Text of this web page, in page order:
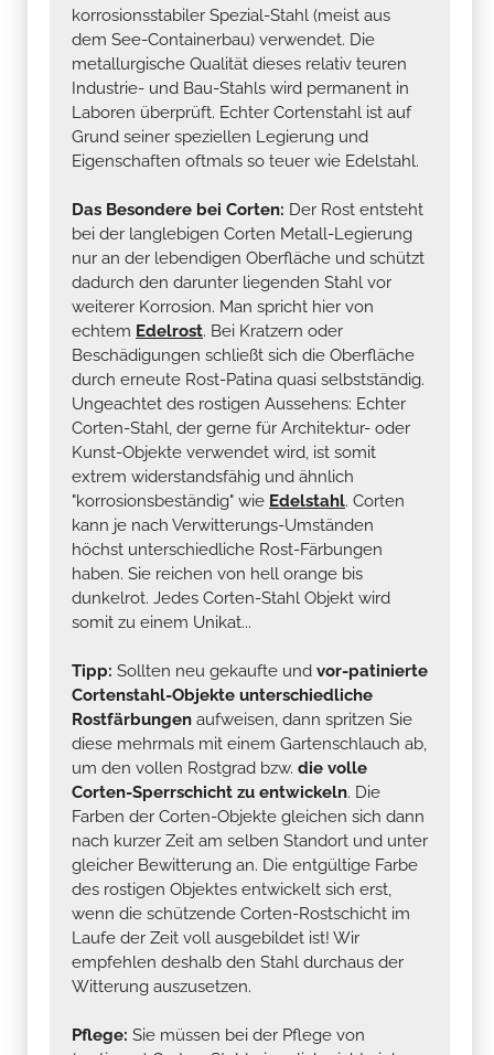
korrosionsstabiler Spezial-Stahl (meist aus
dem See-Containerbau) verwendet. Die
metallurgische Qualität dieses relativ teuren
Industrie- und Bau-Stahls wird permanent in
Laboren überprüft. Echter Cortenstahl ist auf
Grund seiner speziellen Legierung und
Eigenschaften oftmals so teuer wie Edelstahl.
Das Besondere bei Corten: Der Rost entsteht
bei der langlebigen Corten Metall-Legierung
nur an der lebendigen Oberfläche und schützt
dadurch den darunter liegenden Stahl vor
weiterer Korrosion. Man spricht hier von
echtem Edelrost. Bei Kratzern oder
Beschädigungen schließt sich die Oberfläche
durch erneute Rost-Patina quasi selbstständig.
Ungeachtet des rostigen Aussehens: Echter
Corten-Stahl, der gerne für Architektur- oder
Kunst-Objekte verwendet wird, ist somit
extrem widerstandsfähig und ähnlich
"korrosionsbeständig" wie Edelstahl. Corten
kann je nach Verwitterungs-Umständen
höchst unterschiedliche Rost-Färbungen
haben. Sie reichen von hell orange bis
dunkelrot. Jedes Corten-Stahl Objekt wird
somit zu einem Unikat...
Tipp: Sollten neu gekaufte und vor-patinierte
Cortenstahl-Objekte unterschiedliche
Rostfärbungen aufweisen, dann spritzen Sie
diese mehrmals mit einem Gartenschlauch ab,
um den vollen Rostgrad bzw. die volle
Corten-Sperrschicht zu entwickeln. Die
Farben der Corten-Objekte gleichen sich dann
nach kurzer Zeit am selben Standort und unter
gleicher Bewitterung an. Die entgültige Farbe
des rostigen Objektes entwickelt sich erst,
wenn die schützende Corten-Rostschicht im
Laufe der Zeit voll ausgebildet ist! Wir
empfehlen deshalb den Stahl durchaus der
Witterung auszusetzen.
Pflege: Sie müssen bei der Pflege von